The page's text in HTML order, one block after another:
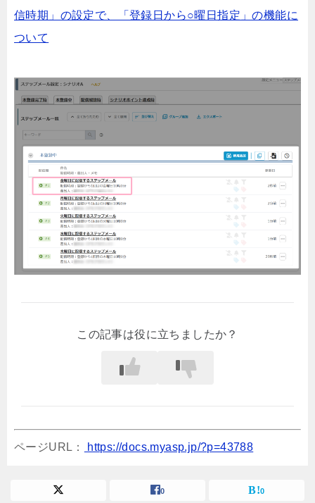
信時期」の設定で、「登録日から○曜日指定」の機能に
ついて
この記事は役に立ちましたか？
ページURL： https://docs.myasp.jp/?p=43788
0 0